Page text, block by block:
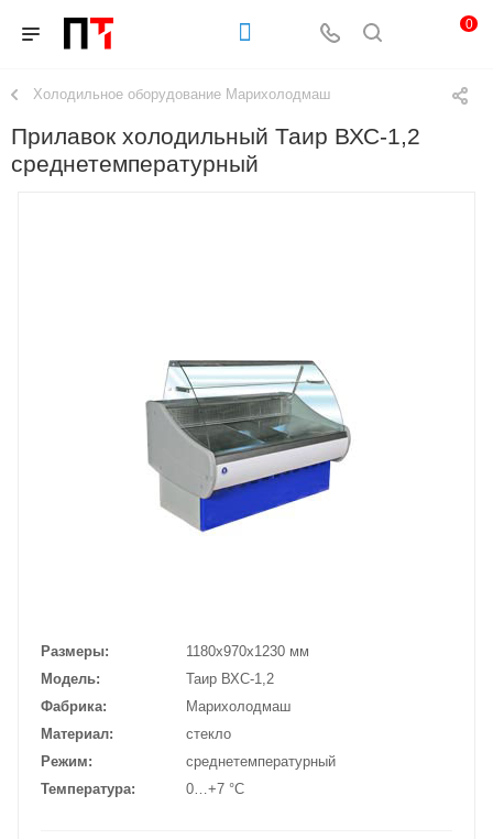
0
Холодильное оборудование Марихолодмаш
Прилавок холодильный Таир ВХС-1,2
среднетемпературный
Размеры
1180х970х1230 мм
Модель
Таир ВХС-1,2
Фабрика
Марихолодмаш
Материал
стекло
Режим
среднетемпературный
Температура
0…+7 °C